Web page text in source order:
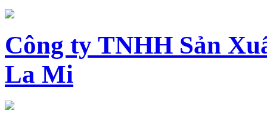
Công ty TNHH Sản
La Mi